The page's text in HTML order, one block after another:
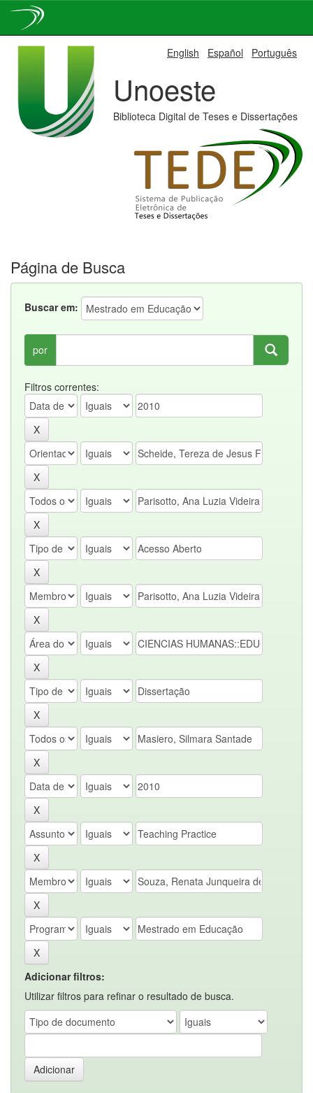
English Español Português
Unoeste
Biblioteca Digital de Teses e Dissertações
Página de Busca
Buscar em:
por
Filtros correntes:
Adicionar filtros:
Utilizar filtros para refinar o resultado de busca.